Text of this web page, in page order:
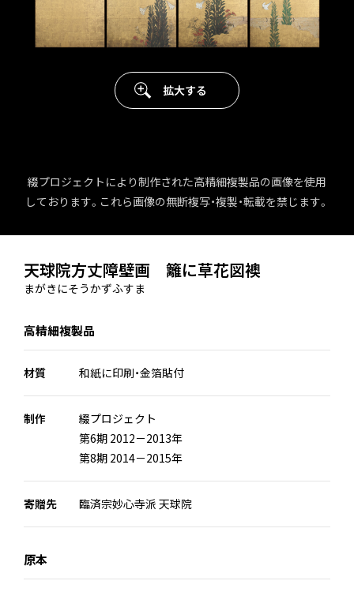
拡大する
綴プロジェクトにより制作された高精細複製品の画像を使用
しております。これら画像の無断複写・複製・転載を禁じます。
天球院方丈障壁画 籬に草花図襖
まがきにそうかずふすま
高精細複製品
材質 和紙に印刷・金箔貼付
制作
綴プロジェクト
第6期 2012－2013年
第8期 2014－2015年
寄贈先 臨済宗妙心寺派 天球院
原本